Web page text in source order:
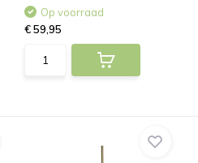
Op voorraad
€ 59,95